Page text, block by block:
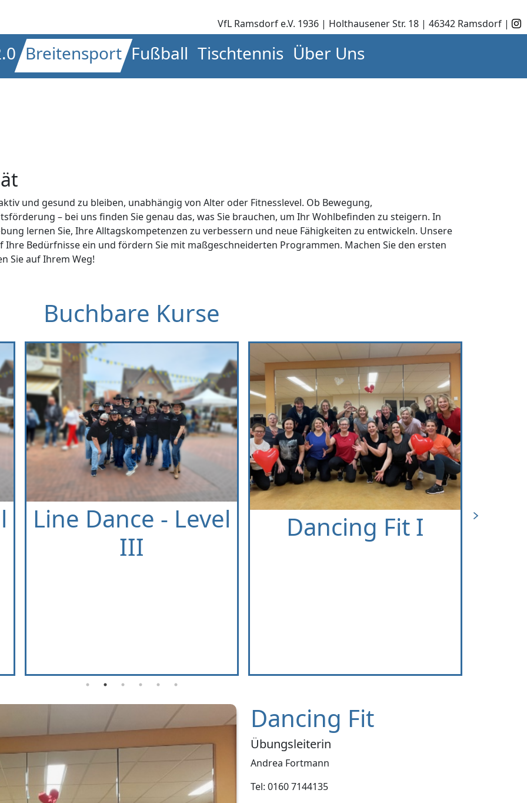
VfL Ramsdorf e.V. 1936 | Holthausener Str. 18 | 46342 Ramsdorf |
Breitensport Fußball Tischtennis Über Uns
und gesund zu bleiben, unabhängig von Alter oder Fitnesslevel. Ob Bewegung,
– bei uns finden Sie genau das, was Sie brauchen, um Ihr Wohlbefinden zu steigern. In
lernen Sie, Ihre Alltagskompetenzen zu verbessern und neue Fähigkeiten zu entwickeln. Unsere
Bedürfnisse ein und fördern Sie mit maßgeschneiderten Programmen. Machen Sie den ersten
Sie auf Ihrem Weg!
Buchbare Kurse
Dancing Fit I Dancing Fit II
Dancing Fit
Übungsleiterin
Andrea Fortmann
Tel: 0160 7144135